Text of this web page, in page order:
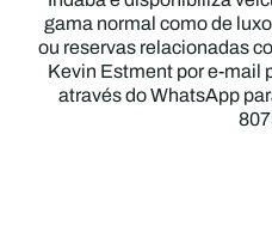
gama normal como de
ou reservas relacionadas
Kevin Estment por e-mail
através do WhatsApp